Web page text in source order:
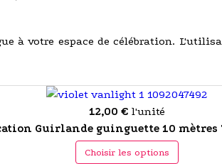
à votre espace de célébration.
12,00 € l'unité
Guirlande guinguette 10 mètres
Choisir les options